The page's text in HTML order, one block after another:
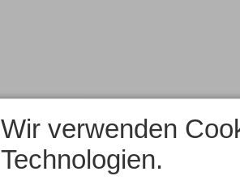
Wir verwenden
Technologien.